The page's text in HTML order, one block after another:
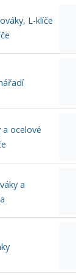
L-klíče
a ocelové
a